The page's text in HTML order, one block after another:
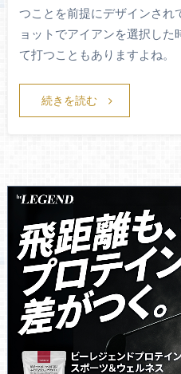
つことを前提にデザインさ
ョットでアイアンを選択した
て打つこともありますよね
続きを読む